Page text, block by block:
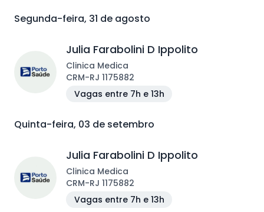
Segunda-feira, 31 de agosto
Julia Farabolini D Ippolito
Clinica Medica
CRM-RJ 1175882
Vagas entre 7h e 13h
Quinta-feira, 03 de setembro
Julia Farabolini D Ippolito
Clinica Medica
CRM-RJ 1175882
Vagas entre 7h e 13h